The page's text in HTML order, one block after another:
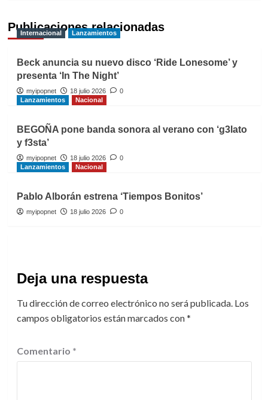
Publicaciones relacionadas
Internacional Lanzamientos
Beck anuncia su nuevo disco ‘Ride Lonesome’ y
presenta ‘In The Night’
myipopnet 18 julio 2026
0
Lanzamientos
Nacional
BEGOÑA pone banda sonora al verano con ‘g3lato
y f3sta’
myipopnet 18 julio 2026
0
Lanzamientos
Nacional
Pablo Alborán estrena ‘Tiempos Bonitos’
myipopnet 18 julio 2026 0
Deja una respuesta
Tu dirección de correo electrónico no será publicada. Los
campos obligatorios están marcados con*
Comentario *